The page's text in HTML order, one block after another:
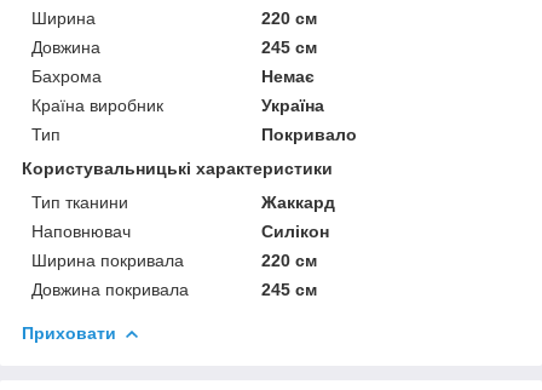
Ширина
220 см
Довжина
245 см
Бахрома
Немає
Країна виробник
Україна
Тип
Покривало
Користувальницькі характеристики
Тип тканини
Жаккард
Наповнювач
Силікон
Ширина покривала
220 см
Довжина покривала
245 см
Приховати